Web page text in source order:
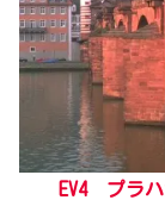
EV4 プラ